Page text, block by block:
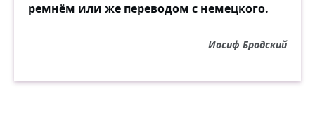
ремнём или же переводом с немецкого.
Иосиф Бродский